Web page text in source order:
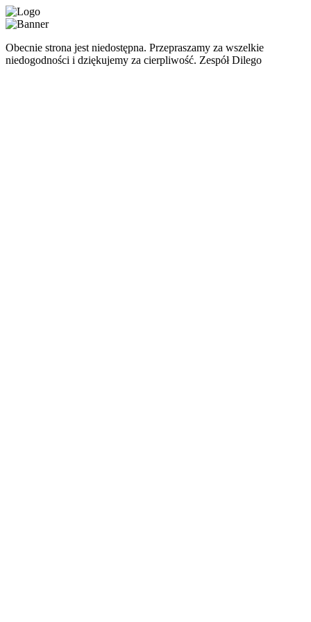
Obecnie strona jest niedostępna. Przepraszamy za wszelkie
niedogodności i dziękujemy za cierpliwość. Zespół Dilego